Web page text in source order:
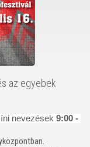
az egyebek
nevezések 9:00 -